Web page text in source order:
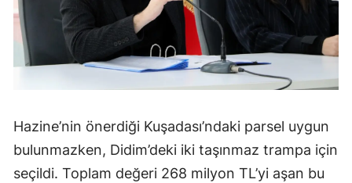
Hazine’nin önerdiği Kuşadası’ndaki parsel uygun
bulunmazken, Didim’deki iki taşınmaz trampa için
seçildi. Toplam değeri 268 milyon TL’yi aşan bu